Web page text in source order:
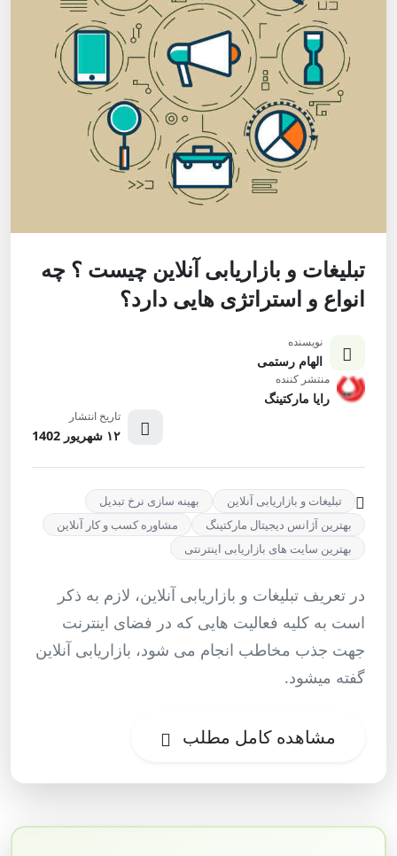
تبلیغات و بازاریابی آنلاین چیست ؟ چه
انواع و استراتژی هایی دارد؟
نویسنده
الهام رستمی
منتشر کننده
رایا مارکتینگ
تاریخ انتشار
۱۲ شهریور 1402
تبلیغات و بازاریابی آنلاین
بهینه سازی نرخ تبدیل
بهترین آژانس دیجیتال مارکتینگ
مشاوره کسب و کار آنلاین
بهترین سایت های بازاریابی اینترنتی
در تعریف تبلیغات و بازاریابی آنلاین، لازم به ذکر
است به کلیه فعالیت هایی که در فضای اینترنت
جهت جذب مخاطب انجام می شود، بازاریابی آنلاین
گفته میشود.
مشاهده کامل مطلب